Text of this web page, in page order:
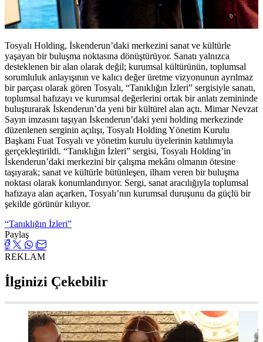
Tosyalı Holding, İskenderun’daki merkezini sanat ve kültürle
yaşayan bir buluşma noktasına dönüştürüyor. Sanatı yalnızca
desteklenen bir alan olarak değil; kurumsal kültürünün, toplumsal
sorumluluk anlayışının ve kalıcı değer üretme vizyonunun ayrılmaz
bir parçası olarak gören Tosyalı, “Tanıklığın İzleri” sergisiyle sanatı,
toplumsal hafızayı ve kurumsal değerlerini ortak bir anlatı zemininde
buluşturarak İskenderun’da yeni bir kültürel alan açtı. Mimar Nevzat
Sayın imzasını taşıyan İskenderun’daki yeni holding merkezinde
düzenlenen serginin açılışı, Tosyalı Holding Yönetim Kurulu
Başkanı Fuat Tosyalı ve yönetim kurulu üyelerinin katılımıyla
gerçekleştirildi. “Tanıklığın İzleri” sergisi, Tosyalı Holding’in
İskenderun’daki merkezini bir çalışma mekânı olmanın ötesine
taşıyarak; sanat ve kültürle bütünleşen, ilham veren bir buluşma
noktası olarak konumlandırıyor. Sergi, sanat aracılığıyla toplumsal
hafızaya alan açarken, Tosyalı’nın kurumsal duruşunu da güçlü bir
şekilde görünür kılıyor.
“Tanıklığın İzleri”
Paylaş
REKLAM
İlginizi Çekebilir